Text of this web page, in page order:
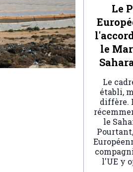
Le
le
Le
établi,
diffère.
le
l'UE y